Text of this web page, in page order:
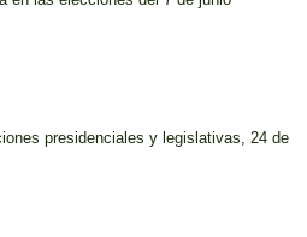
presidenciales y legislativas, 24 de